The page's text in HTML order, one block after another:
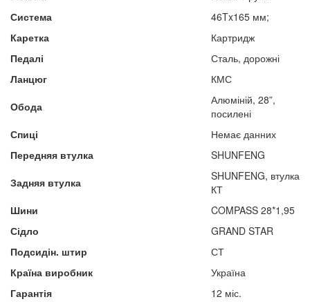
Система
46Tx165 мм;
Каретка
Картридж
Педалі
Сталь, дорожні
Ланцюг
КМС
Обода
Алюміній, 28”,
посилені
Спиці
Немає данних
Передняя втулка
SHUNFENG
Задняя втулка
SHUNFENG, втулка
КТ
Шини
COMPASS 28*1,95
Сідло
GRAND STAR
Подсидін. штир
СТ
Країна виробник
Україна
Гарантія
12 міс.